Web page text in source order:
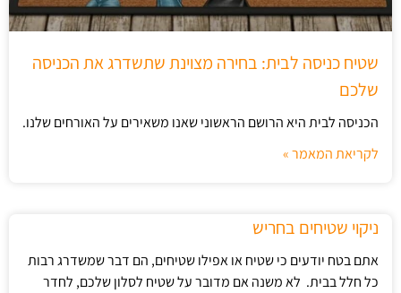
שטיח כניסה לבית: בחירה מצוינת שתשדרג את הכניסה
שלכם
הכניסה לבית היא הרושם הראשוני שאנו משאירים על האורחים שלנו.
לקריאת המאמר »
ניקוי שטיחים בחריש
אתם בטח יודעים כי שטיח או אפילו שטיחים, הם דבר שמשדרג רבות
כל חלל בבית. לא משנה אם מדובר על שטיח לסלון שלכם, לחדר